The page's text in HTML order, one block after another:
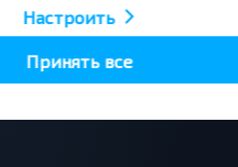
Настроить
Принять все